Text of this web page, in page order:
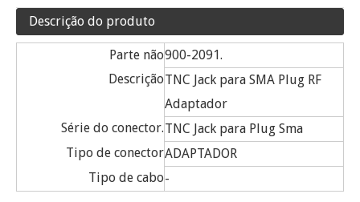
Descrição do produto
Parte não900-2091.
DescriçãoTNC Jack para SMA Plug RF
Adaptador
Série do conector.TNC Jack para Plug Sma
Tipo de conectorADAPTADOR
Tipo de cabo-